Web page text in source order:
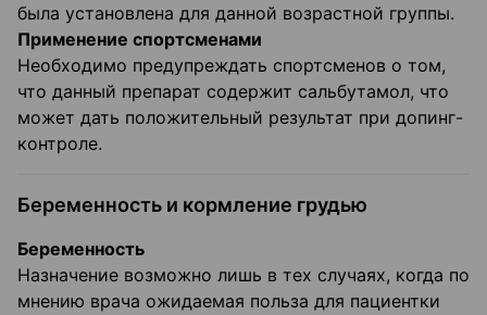
была установлена для данной возрастной группы.
Применение спортсменами
Необходимо предупреждать спортсменов о том,
что данный препарат содержит сальбутамол, что
может дать положительный результат при допинг-
контроле.
Беременность и кормление грудью
Беременность
Назначение возможно лишь в тех случаях, когда по
мнению врача ожидаемая польза для пациентки